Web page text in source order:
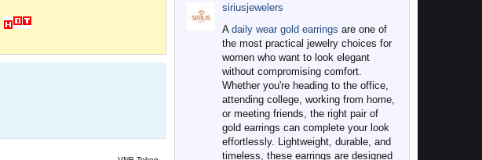
siriusjewelers
A daily wear gold earrings are one of
the most practical jewelry choices for
women who want to look elegant
without compromising comfort.
Whether you're heading to the office,
attending college, working from home,
or meeting friends, the right pair of
gold earrings can complete your look
effortlessly. Lightweight, durable, and
timeless, these earrings are designed